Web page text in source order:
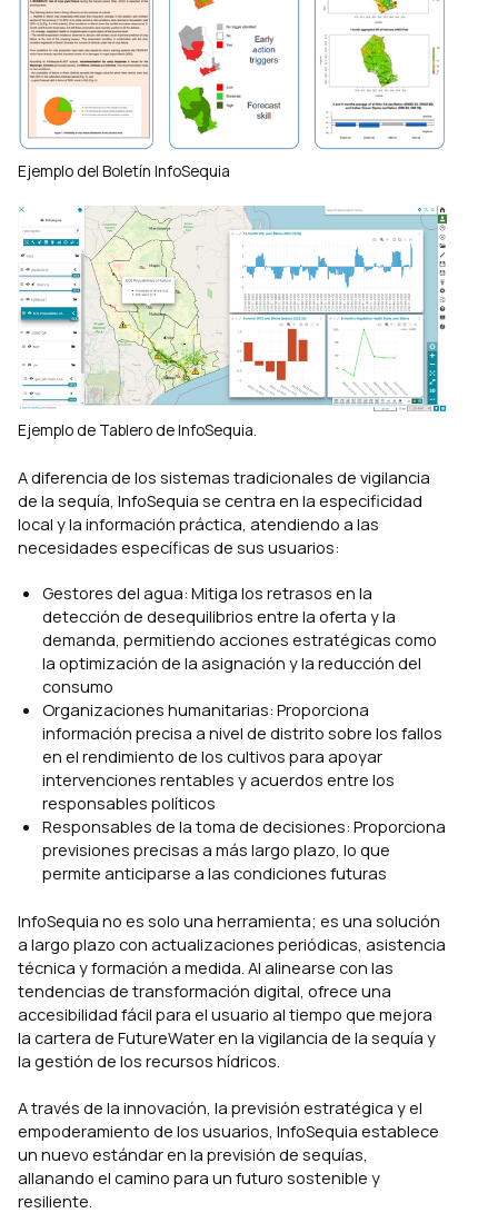
Ejemplo del Boletín InfoSequia
Ejemplo de Tablero de InfoSequia.
A diferencia de los sistemas tradicionales de vigilancia
de la sequía, InfoSequia se centra en la especificidad
local y la información práctica, atendiendo a las
necesidades específicas de sus usuarios:
Gestores del agua: Mitiga los retrasos en la
detección de desequilibrios entre la oferta y la
demanda, permitiendo acciones estratégicas como
la optimización de la asignación y la reducción del
consumo
Organizaciones humanitarias: Proporciona
información precisa a nivel de distrito sobre los fallos
en el rendimiento de los cultivos para apoyar
intervenciones rentables y acuerdos entre los
responsables políticos
Responsables de la toma de decisiones: Proporciona
previsiones precisas a más largo plazo, lo que
permite anticiparse a las condiciones futuras
InfoSequia no es solo una herramienta; es una solución
a largo plazo con actualizaciones periódicas, asistencia
técnica y formación a medida. Al alinearse con las
tendencias de transformación digital, ofrece una
accesibilidad fácil para el usuario al tiempo que mejora
la cartera de FutureWater en la vigilancia de la sequía y
la gestión de los recursos hídricos.
A través de la innovación, la previsión estratégica y el
empoderamiento de los usuarios, InfoSequia establece
un nuevo estándar en la previsión de sequías,
allanando el camino para un futuro sostenible y
resiliente.